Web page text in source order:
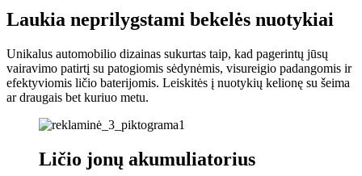
Laukia neprilygstami bekelės nuotykiai
Unikalus automobilio dizainas sukurtas taip, kad pagerintų jūsų
vairavimo patirtį su patogiomis sėdynėmis, visureigio padangomis ir
efektyviomis ličio baterijomis. Leiskitės į nuotykių kelionę su šeima
ar draugais bet kuriuo metu.
Ličio jonų akumuliatorius